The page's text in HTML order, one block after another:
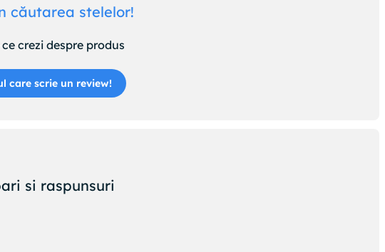
căutarea stelelor!
crezi despre produs
care scrie un review!
si raspunsuri